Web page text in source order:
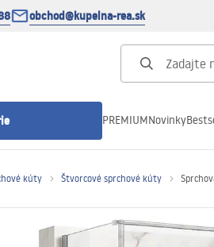
obchod@kupelna-rea.sk
PREMIUMNovinky
kúty Štvorcové sprchové kúty